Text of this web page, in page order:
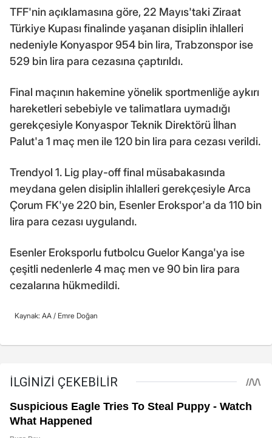
TFF'nin açıklamasına göre, 22 Mayıs'taki Ziraat
Türkiye Kupası finalinde yaşanan disiplin ihlalleri
nedeniyle Konyaspor 954 bin lira, Trabzonspor ise
529 bin lira para cezasına çaptırıldı.
Final maçının hakemine yönelik sportmenliğe aykırı
hareketleri sebebiyle ve talimatlara uymadığı
gerekçesiyle Konyaspor Teknik Direktörü İlhan
Palut'a 1 maç men ile 120 bin lira para cezası verildi.
Trendyol 1. Lig play-off final müsabakasında
meydana gelen disiplin ihlalleri gerekçesiyle Arca
Çorum FK'ye 220 bin, Esenler Erokspor'a da 110 bin
lira para cezası uygulandı.
Esenler Eroksporlu futbolcu Guelor Kanga'ya ise
çeşitli nedenlerle 4 maç men ve 90 bin lira para
cezalarına hükmedildi.
Kaynak: AA / Emre Doğan